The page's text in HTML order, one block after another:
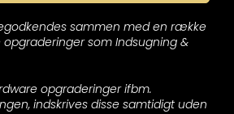
sammen med en række
som Indsugning &
opgraderinger ifbm.
indskrives disse samtidigt uden